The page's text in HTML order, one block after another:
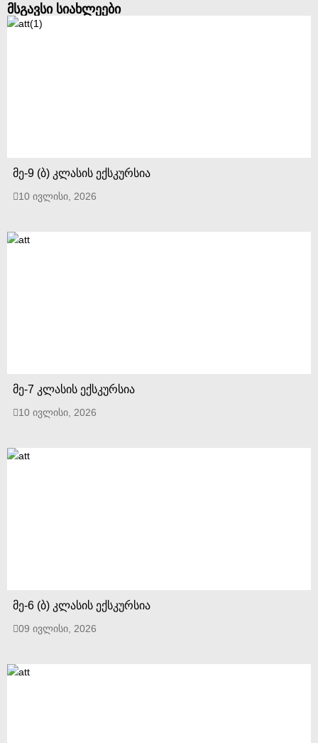
მსგავსი სიახლეები
მე-9 (ბ) კლასის ექსკურსია
10 ივლისი, 2026
მე-7 კლასის ექსკურსია
10 ივლისი, 2026
მე-6 (ბ) კლასის ექსკურსია
09 ივლისი, 2026